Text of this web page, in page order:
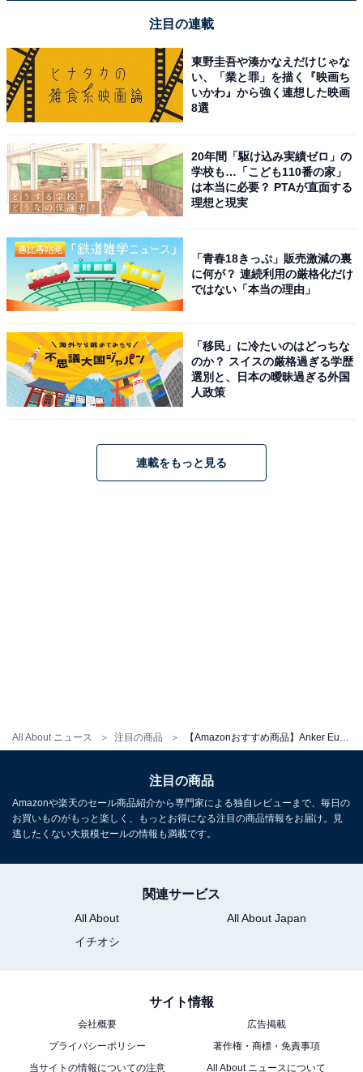
All About ニュース 注目の商品
Anker Eufy (ユーフィ) SoloCam S340
Amazonで見る
Anker「‎HomeBase S380」
Anker Eufy (ユーフィ) HomeBase S380
Amazonで見る
Anker「‎Nano II 65W」
Anker「‎Power Bank」
Amazonで見る
注目の連載
東野圭吾や湊かなえだけじゃな
い、「業と罪」を描く『映画ち
いかわ』から強く連想した映画
8選
20年間「駆け込み実績ゼロ」の
学校も…「こども110番の家」
は本当に必要？ PTAが直面する
理想と現実
「青春18きっぷ」販売激減の裏
に何が？ 連続利用の厳格化だけ
ではない「本当の理由」
「移民」に冷たいのはどっちな
のか？ スイスの厳格過ぎる学歴
選別と、日本の曖昧過ぎる外国
人政策
連載をもっと見る
注目の商品
Amazonや楽天のセール商品紹介から専門家による独自レビューまで、毎日の
お買いものがもっと楽しく、もっとお得になる注目の商品情報をお届け。見
逃したくない大規模セールの情報も満載です。
関連サービス
All About
All About Japan
イチオシ
サイト情報
会社概要
広告掲載
プライバシーポリシー
著作権・商標・免責事項
当サイトの情報についての注意
All About ニュースについて